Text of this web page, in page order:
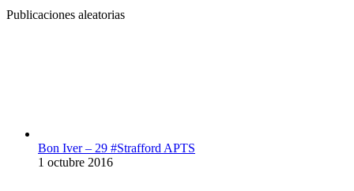
Publicaciones aleatorias
Bon Iver – 29 #Strafford APTS
1 octubre 2016